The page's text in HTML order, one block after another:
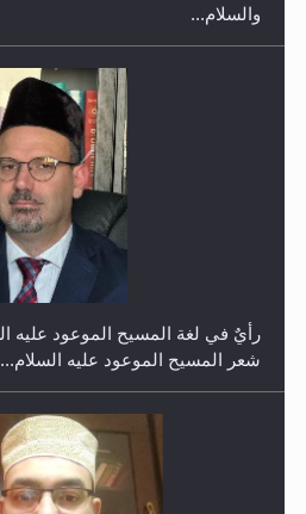
معرض القرآن الكريم لمدة ثلاثين
ريهيماكي في فنلند
شعر المسيح الموعود عليه السلام.....
**الحصن الحصين من وساوس